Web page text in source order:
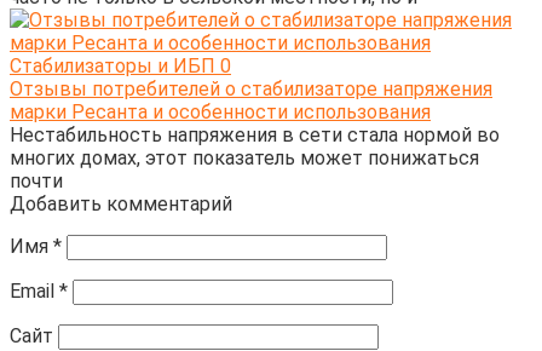
Стабилизаторы и ИБП 0
Отзывы потребителей о стабилизаторе напряжения
марки Ресанта и особенности использования
Нестабильность напряжения в сети стала нормой во
многих домах, этот показатель может понижаться
почти
Добавить комментарий
Имя *
Email *
Сайт